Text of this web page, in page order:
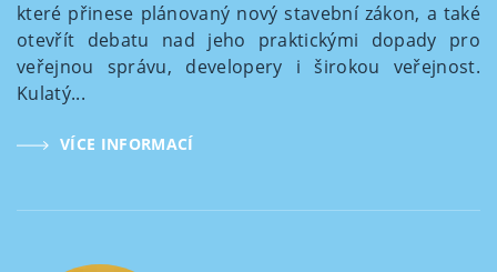
které přinese plánovaný nový stavební zákon, a také
otevřít debatu nad jeho praktickými dopady pro
veřejnou správu, developery i širokou veřejnost.
Kulatý...
VÍCE INFORMACÍ